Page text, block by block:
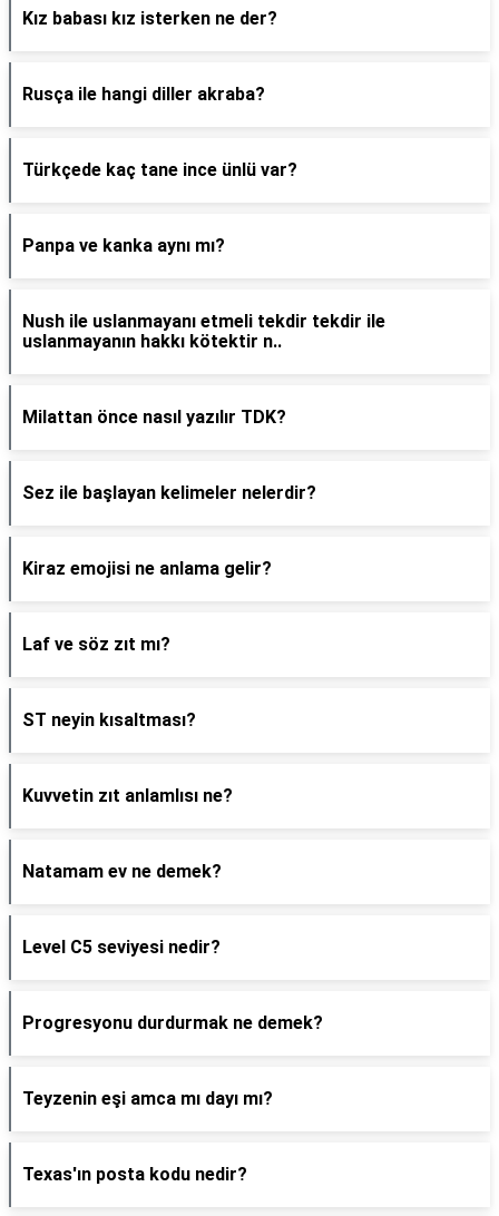
Kız babası kız isterken ne der?
Rusça ile hangi diller akraba?
Türkçede kaç tane ince ünlü var?
Panpa ve kanka aynı mı?
Nush ile uslanmayanı etmeli tekdir tekdir ile
uslanmayanın hakkı kötektir n..
Milattan önce nasıl yazılır TDK?
Sez ile başlayan kelimeler nelerdir?
Kiraz emojisi ne anlama gelir?
Laf ve söz zıt mı?
ST neyin kısaltması?
Kuvvetin zıt anlamlısı ne?
Natamam ev ne demek?
Level C5 seviyesi nedir?
Progresyonu durdurmak ne demek?
Teyzenin eşi amca mı dayı mı?
Texas'ın posta kodu nedir?